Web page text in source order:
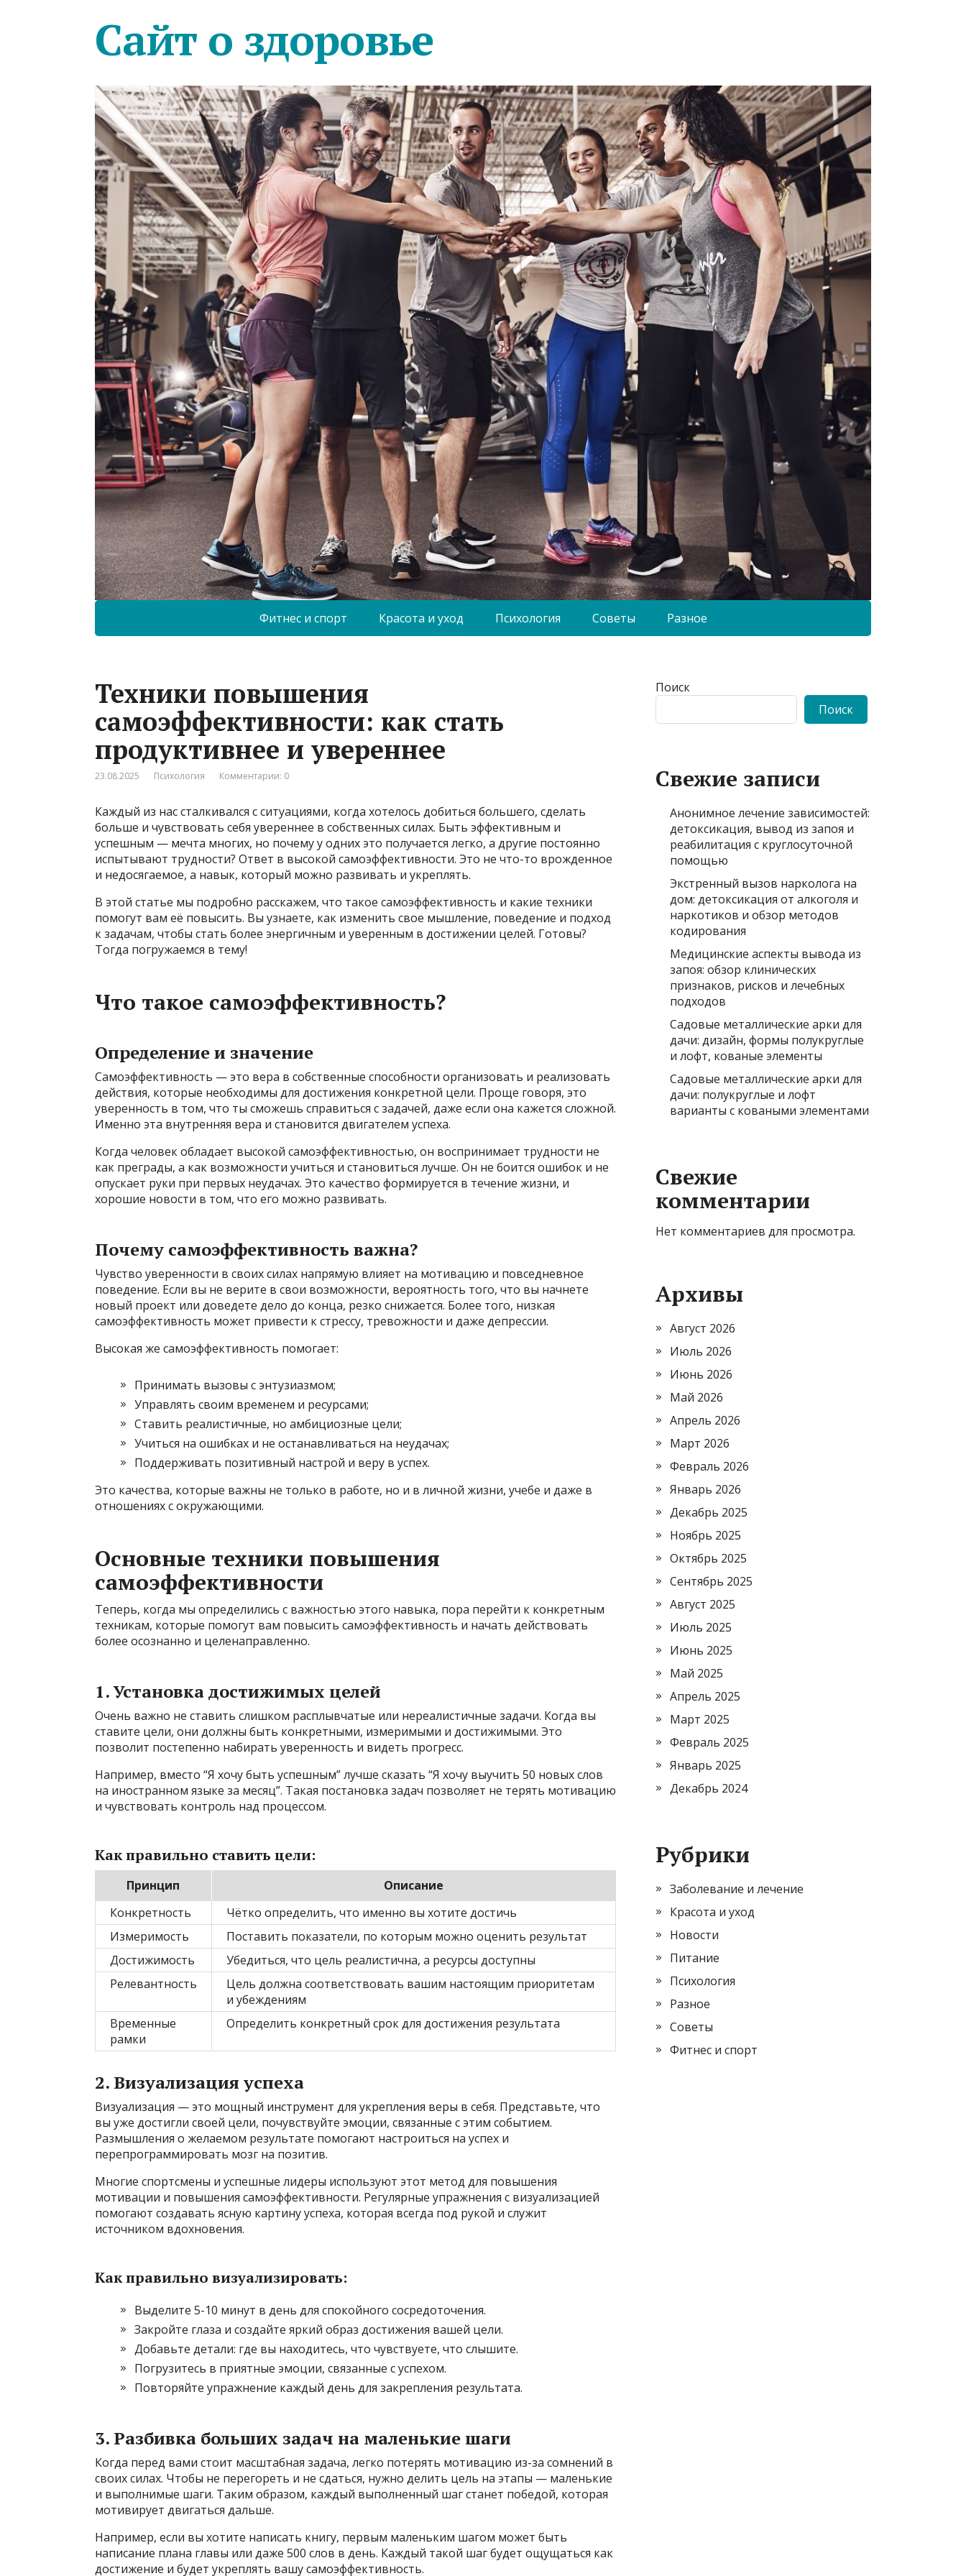
Сайт о здоровье
Фитнес и спорт Красота и уход Психология Советы Разное
Техники повышения
самоэффективности: как стать
продуктивнее и увереннее
23.08.2025 Психология Комментарии: 0
Каждый из нас сталкивался с ситуациями, когда хотелось добиться большего, сделать
больше и чувствовать себя увереннее в собственных силах. Быть эффективным и
успешным — мечта многих, но почему у одних это получается легко, а другие постоянно
испытывают трудности? Ответ в высокой самоэффективности. Это не что-то врожденное
и недосягаемое, а навык, который можно развивать и укреплять.
В этой статье мы подробно расскажем, что такое самоэффективность и какие техники
помогут вам её повысить. Вы узнаете, как изменить свое мышление, поведение и подход
к задачам, чтобы стать более энергичным и уверенным в достижении целей. Готовы?
Тогда погружаемся в тему!
Что такое самоэффективность?
Определение и значение
Самоэффективность — это вера в собственные способности организовать и реализовать
действия, которые необходимы для достижения конкретной цели. Проще говоря, это
уверенность в том, что ты сможешь справиться с задачей, даже если она кажется сложной.
Именно эта внутренняя вера и становится двигателем успеха.
Когда человек обладает высокой самоэффективностью, он воспринимает трудности не
как преграды, а как возможности учиться и становиться лучше. Он не боится ошибок и не
опускает руки при первых неудачах. Это качество формируется в течение жизни, и
хорошие новости в том, что его можно развивать.
Почему самоэффективность важна?
Чувство уверенности в своих силах напрямую влияет на мотивацию и повседневное
поведение. Если вы не верите в свои возможности, вероятность того, что вы начнете
новый проект или доведете дело до конца, резко снижается. Более того, низкая
самоэффективность может привести к стрессу, тревожности и даже депрессии.
Высокая же самоэффективность помогает:
Принимать вызовы с энтузиазмом;
Управлять своим временем и ресурсами;
Ставить реалистичные, но амбициозные цели;
Учиться на ошибках и не останавливаться на неудачах;
Поддерживать позитивный настрой и веру в успех.
Это качества, которые важны не только в работе, но и в личной жизни, учебе и даже в
отношениях с окружающими.
Основные техники повышения
самоэффективности
Теперь, когда мы определились с важностью этого навыка, пора перейти к конкретным
техникам, которые помогут вам повысить самоэффективность и начать действовать
более осознанно и целенаправленно.
1. Установка достижимых целей
Очень важно не ставить слишком расплывчатые или нереалистичные задачи. Когда вы
ставите цели, они должны быть конкретными, измеримыми и достижимыми. Это
позволит постепенно набирать уверенность и видеть прогресс.
Например, вместо “Я хочу быть успешным” лучше сказать “Я хочу выучить 50 новых слов
на иностранном языке за месяц”. Такая постановка задач позволяет не терять мотивацию
и чувствовать контроль над процессом.
Как правильно ставить цели:
Принцип
Описание
Конкретность
Чётко определить, что именно вы хотите достичь
Измеримость
Поставить показатели, по которым можно оценить результат
Достижимость
Убедиться, что цель реалистична, а ресурсы доступны
Релевантность
Цель должна соответствовать вашим настоящим приоритетам
и убеждениям
Временные
рамки
Определить конкретный срок для достижения результата
2. Визуализация успеха
Визуализация — это мощный инструмент для укрепления веры в себя. Представьте, что
вы уже достигли своей цели, почувствуйте эмоции, связанные с этим событием.
Размышления о желаемом результате помогают настроиться на успех и
перепрограммировать мозг на позитив.
Многие спортсмены и успешные лидеры используют этот метод для повышения
мотивации и повышения самоэффективности. Регулярные упражнения с визуализацией
помогают создавать ясную картину успеха, которая всегда под рукой и служит
источником вдохновения.
Как правильно визуализировать:
Выделите 5-10 минут в день для спокойного сосредоточения.
Закройте глаза и создайте яркий образ достижения вашей цели.
Добавьте детали: где вы находитесь, что чувствуете, что слышите.
Погрузитесь в приятные эмоции, связанные с успехом.
Повторяйте упражнение каждый день для закрепления результата.
3. Разбивка больших задач на маленькие шаги
Когда перед вами стоит масштабная задача, легко потерять мотивацию из-за сомнений в
своих силах. Чтобы не перегореть и не сдаться, нужно делить цель на этапы — маленькие
и выполнимые шаги. Таким образом, каждый выполненный шаг станет победой, которая
мотивирует двигаться дальше.
Например, если вы хотите написать книгу, первым маленьким шагом может быть
написание плана главы или даже 500 слов в день. Каждый такой шаг будет ощущаться как
достижение и будет укреплять вашу самоэффективность.
Поиск
Поиск
Свежие записи
Анонимное лечение зависимостей:
детоксикация, вывод из запоя и
реабилитация с круглосуточной
помощью
Экстренный вызов нарколога на
дом: детоксикация от алкоголя и
наркотиков и обзор методов
кодирования
Медицинские аспекты вывода из
запоя: обзор клинических
признаков, рисков и лечебных
подходов
Садовые металлические арки для
дачи: дизайн, формы полукруглые
и лофт, кованые элементы
Садовые металлические арки для
дачи: полукруглые и лофт
варианты с коваными элементами
Свежие
комментарии
Нет комментариев для просмотра.
Архивы
Август 2026
Июль 2026
Июнь 2026
Май 2026
Апрель 2026
Март 2026
Февраль 2026
Январь 2026
Декабрь 2025
Ноябрь 2025
Октябрь 2025
Сентябрь 2025
Август 2025
Июль 2025
Июнь 2025
Май 2025
Апрель 2025
Март 2025
Февраль 2025
Январь 2025
Декабрь 2024
Рубрики
Заболевание и лечение
Красота и уход
Новости
Питание
Психология
Разное
Советы
Фитнес и спорт